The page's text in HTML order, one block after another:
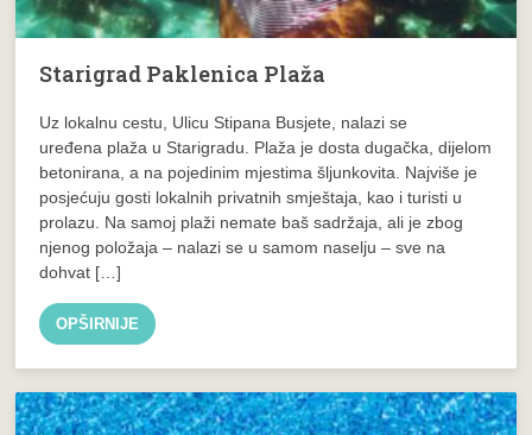
Starigrad Paklenica Plaža
Uz lokalnu cestu, Ulicu Stipana Busjete, nalazi se
uređena plaža u Starigradu. Plaža je dosta dugačka, dijelom
betonirana, a na pojedinim mjestima šljunkovita. Najviše je
posjećuju gosti lokalnih privatnih smještaja, kao i turisti u
prolazu. Na samoj plaži nemate baš sadržaja, ali je zbog
njenog položaja – nalazi se u samom naselju – sve na
dohvat […]
OPŠIRNIJE